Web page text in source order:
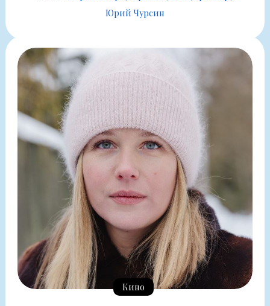
Юрий Чурсин
Кино